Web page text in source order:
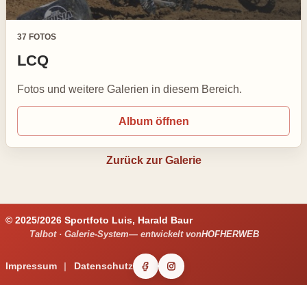
37 FOTOS
LCQ
Fotos und weitere Galerien in diesem Bereich.
Album öffnen
Zurück zur Galerie
© 2025/2026 Sportfoto Luis, Harald Baur
Talbot · Galerie-System— entwickelt vonHOFHERWEB
Impressum Datenschutz